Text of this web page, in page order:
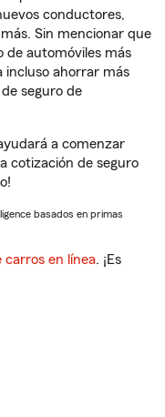
conductores,
Sin mencionar que
de automóviles más
incluso ahorrar más
seguro de
a comenzar
cotización de seguro
basados en primas
carros en línea. ¡Es